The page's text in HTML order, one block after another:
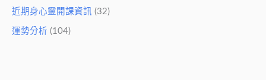
近期身心靈開課資訊 (32)
運勢分析 (104)